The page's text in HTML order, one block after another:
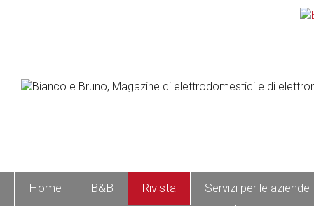
Home B&B Rivista Servizi per le aziende